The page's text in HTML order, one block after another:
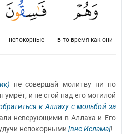
в то время как они
непокорные
не совершай молитву ни по
умрёт, и не стой над его могилой
к Аллаху с мольбой за
неверующими в Аллаха и Его
непокорными [вне Ислама]!